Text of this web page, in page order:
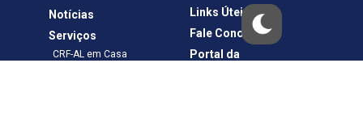
Notícias
Serviços
CRF-AL em Casa
Links Úteis
Fale Conosco
Portal da